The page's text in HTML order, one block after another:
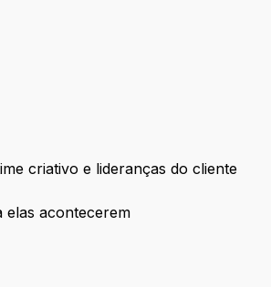
criativo e lideranças do cliente
elas acontecerem